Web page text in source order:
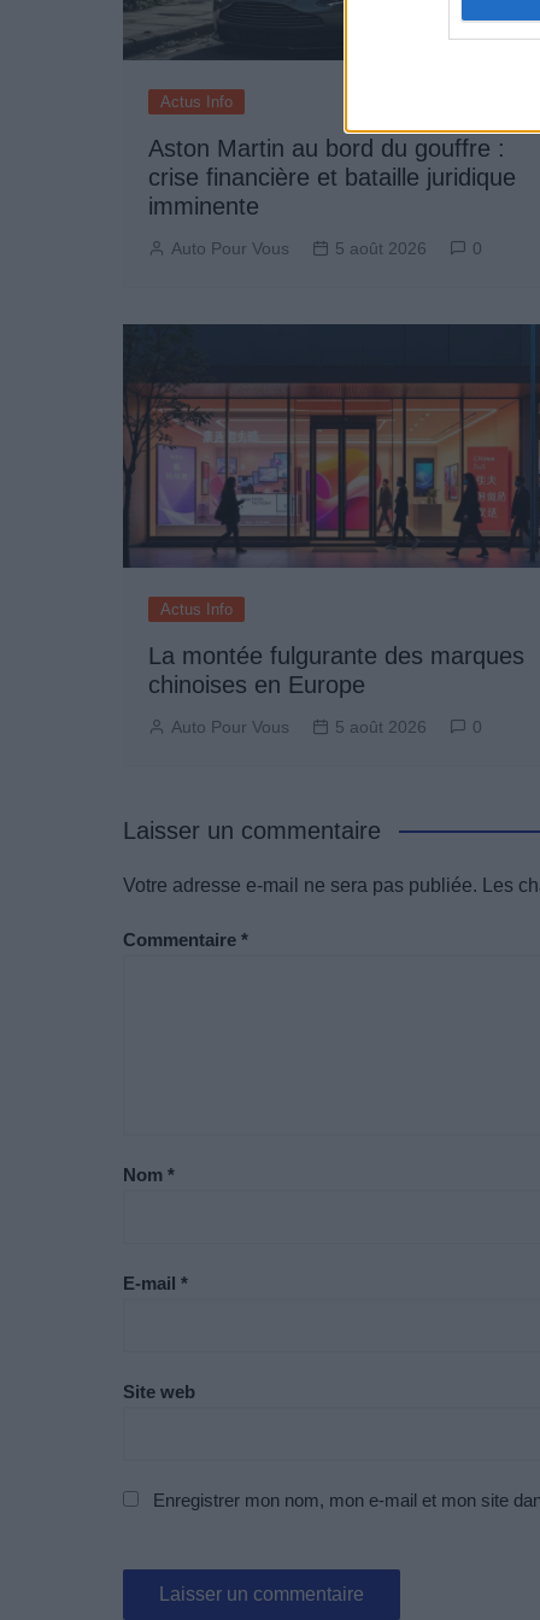
Actus Info
Aston Martin au bord du gouffre :
crise financière et bataille juridique
imminente
Auto Pour Vous 5 août 2026 0
Actus Info
La montée fulgurante des marques
chinoises en Europe
Auto Pour Vous 5 août 2026 0
Laisser un commentaire
Votre adresse e-mail ne sera pas publiée. Les
Commentaire *
Nom *
E-mail *
Site web
Enregistrer mon nom, mon e-mail et mon site